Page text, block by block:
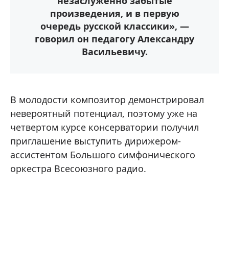
произведения, и в первую
очередь русской классики», —
говорил он педагогу Александру
Васильевичу.
В молодости композитор демонстрировал
невероятный потенциал, поэтому уже на
четвертом курсе консерватории получил
приглашение выступить дирижером-
ассистентом Большого симфонического
оркестра Всесоюзного радио.